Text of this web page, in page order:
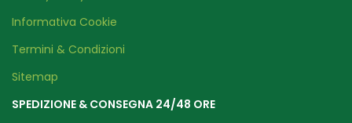
Informativa Cookie
Termini & Condizioni
Sitemap
SPEDIZIONE & CONSEGNA 24/48 ORE